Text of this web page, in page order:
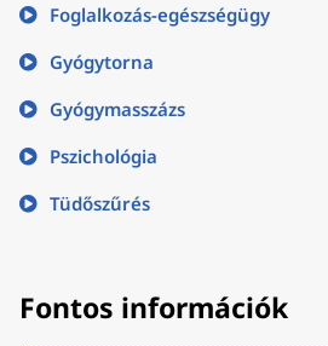
Foglalkozás-egészségügy
Gyógytorna
Gyógymasszázs
Pszichológia
Tüdőszűrés
Fontos információk